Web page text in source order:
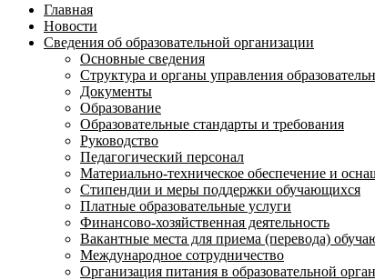
Главная
Новости
Сведения об образовательной организации
Основные сведения
Структура и органы управления
Документы
Образование
Образовательные стандарты и требования
Руководство
Педагогический персонал
Материально-техническое обеспечение и
Стипендии и меры поддержки обучающихся
Платные образовательные услуги
Финансово-хозяйственная деятельность
Вакантные места для приема (перевода)
Международное сотрудничество
Организация питания в образовательной